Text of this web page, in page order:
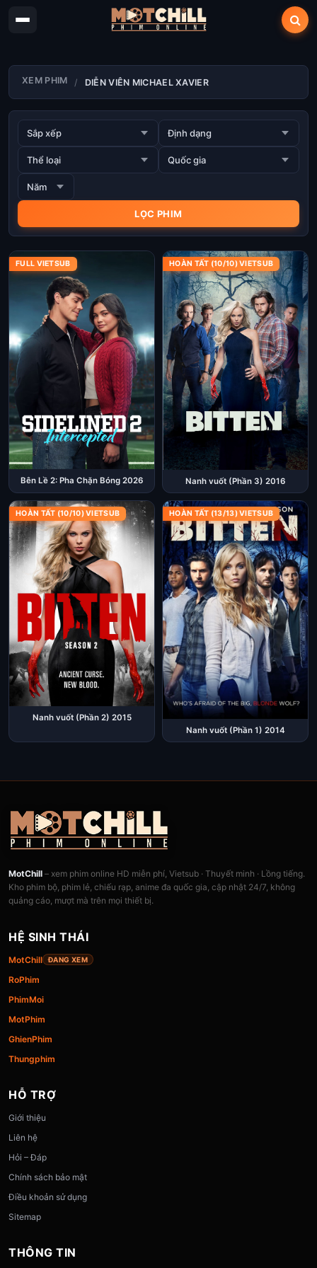
XEM PHIM DIỄN VIÊN MICHAEL XAVIER
FULL VIETSUB
Bên Lề 2: Pha Chặn Bóng 2026
HOÀN TẤT (10/10) VIETSUB
Nanh vuốt (Phần 3) 2016
HOÀN TẤT (10/10) VIETSUB
Nanh vuốt (Phần 2) 2015
HOÀN TẤT (13/13) VIETSUB
Nanh vuốt (Phần 1) 2014
MotChill – xem phim online HD miễn phí, Vietsub · Thuyết minh · Lồng tiếng.
Kho phim bộ, phim lẻ, chiếu rạp, anime đa quốc gia, cập nhật 24/7, không
quảng cáo, mượt mà trên mọi thiết bị.
HỆ SINH THÁI
MotChill ĐANG XEM
RoPhim
PhimMoi
MotPhim
GhienPhim
Thungphim
HỖ TRỢ
Giới thiệu
Liên hệ
Hỏi – Đáp
Chính sách bảo mật
Điều khoản sử dụng
Sitemap
THÔNG TIN